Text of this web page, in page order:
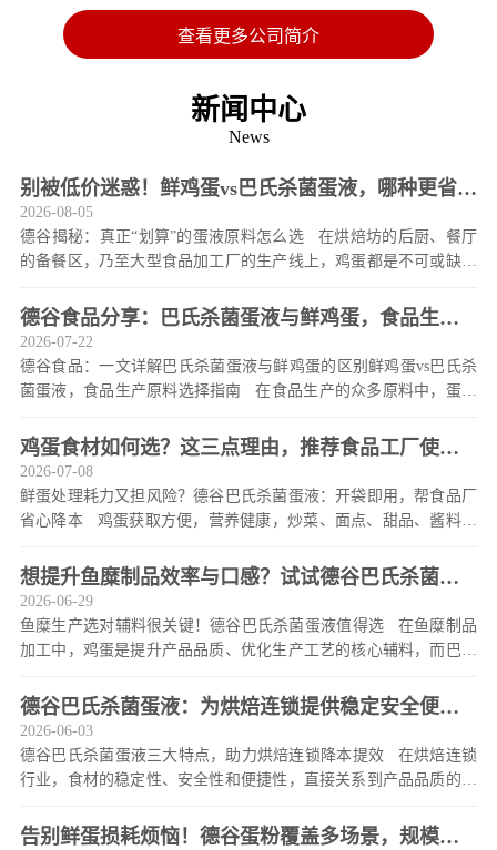
查看更多公司简介
新闻中心
News
别被低价迷惑！鲜鸡蛋vs巴氏杀菌蛋液，哪种更省
钱？
2026-08-05
德谷揭秘：真正“划算”的蛋液原料怎么选 在烘焙坊的后厨、餐厅
的备餐区，乃至大型食品加工厂的生产线上，鸡蛋都是不可或缺的
德谷食品分享：巴氏杀菌蛋液与鲜鸡蛋，食品生产
该如何选？
2026-07-22
德谷食品：一文详解巴氏杀菌蛋液与鲜鸡蛋的区别鲜鸡蛋vs巴氏杀
菌蛋液，食品生产原料选择指南 在食品生产的众多原料中，蛋液
鸡蛋食材如何选？这三点理由，推荐食品工厂使用
德谷巴氏杀菌蛋液
2026-07-08
鲜蛋处理耗力又担风险？德谷巴氏杀菌蛋液：开袋即用，帮食品厂
省心降本 鸡蛋获取方便，营养健康，炒菜、面点、甜品、酱料的
想提升鱼糜制品效率与口感？试试德谷巴氏杀菌蛋
液
2026-06-29
鱼糜生产选对辅料很关键！德谷巴氏杀菌蛋液值得选 在鱼糜制品
加工中，鸡蛋是提升产品品质、优化生产工艺的核心辅料，而巴氏
德谷巴氏杀菌蛋液：为烘焙连锁提供稳定安全便捷
解决方案
2026-06-03
德谷巴氏杀菌蛋液三大特点，助力烘焙连锁降本提效 在烘焙连锁
行业，食材的稳定性、安全性和便捷性，直接关系到产品品质的统
存条件差异等因素影响，
告别鲜蛋损耗烦恼！德谷蛋粉覆盖多场景，规模化